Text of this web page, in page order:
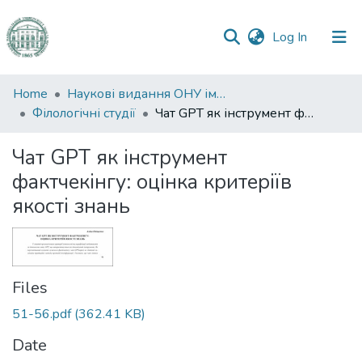
Log In (current)
Communities
&
All of DSpace
Statistics
Home
Наукові видання ОНУ імені І. І. Мечникова
Філологічні студії
Чат GPT як інструмент фактчекінгу: оцінка критеріїв якості знань
Чат GPT як інструмент
фактчекінгу: оцінка критеріїв
якості знань
Files
51-56.pdf(362.41 KB)
Date